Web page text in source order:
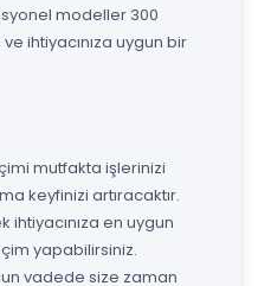
modeller 300
ihtiyacınıza uygun bir
mutfakta işlerinizi
keyfinizi artıracaktır.
ihtiyacınıza en uygun
yapabilirsiniz.
vadede size zaman